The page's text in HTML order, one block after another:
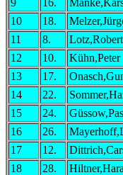
10
18.
11
8. Lotz,Robert
12
10. Kühn,Peter
13
17.
14
22.
15
24.
16
26.
17
12.
18
28.